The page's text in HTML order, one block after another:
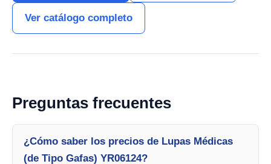
Ver catálogo completo
Preguntas frecuentes
¿Cómo saber los precios de Lupas Médicas
(de Tipo Gafas) YR06124?